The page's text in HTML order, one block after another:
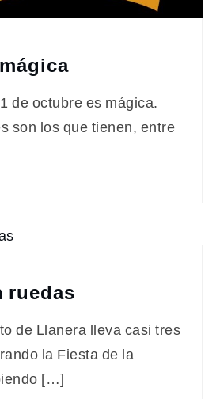
de octubre es mágica.
son los que tienen, entre
ruedas
de Llanera lleva casi tres
la Fiesta de la
[…]